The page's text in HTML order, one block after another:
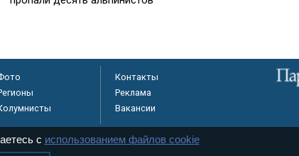
Контакты
Реклама
Вакансии
с использованием файлов cookie